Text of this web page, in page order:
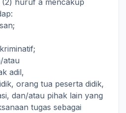
adil,
orang tua peserta didik,
dan/atau pihak lain yang
tugas sebagai